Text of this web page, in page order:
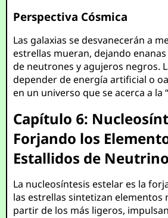
Perspectiva Cósmica
Las galaxias se desvanecerán a
estrellas mueran, dejando
de neutrones y agujeros negros.
depender de energía artificial o
en un universo que se acerca a la
Capítulo 6:
Forjando los
Estallidos de
La nucleosíntesis estelar es la
las estrellas sintetizan elementos
partir de los más ligeros,